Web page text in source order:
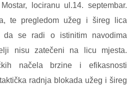
lociranu ul.14. septembar.
te pregledom užeg i šireg lica
da se radi o istinitim navodima
nisu zatečeni na licu mjesta.
načela brzine i efikasnosti
radnja blokada užeg i šireg